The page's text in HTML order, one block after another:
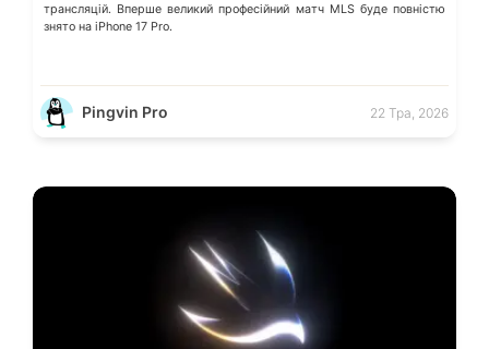
трансляцій. Вперше великий професійний матч MLS буде повністю
знято на iPhone 17 Pro.
Pingvin Pro 22 Тра, 2026